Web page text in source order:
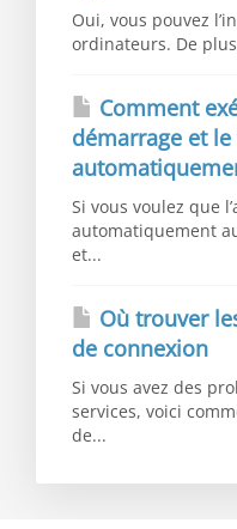
Oui, vous pouvez
ordinateurs. De
Comment
démarrage et
Si vous voulez que
automatiquement
et...
Où trouver
de connexion
Si vous avez des
services, voici
de...